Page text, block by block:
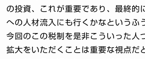
の投資、これが重要であり、最終的
への人材流入にも行くかなというふ
今回のこの税制を是非こういった人
拡大をいただくことは重要な視点だ